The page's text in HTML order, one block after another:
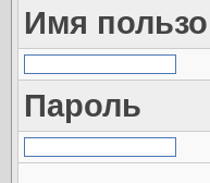
Имя
Пароль